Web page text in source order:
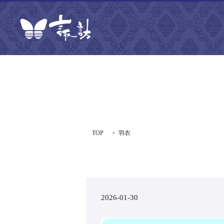
TOP 羽衣
2026-01-30